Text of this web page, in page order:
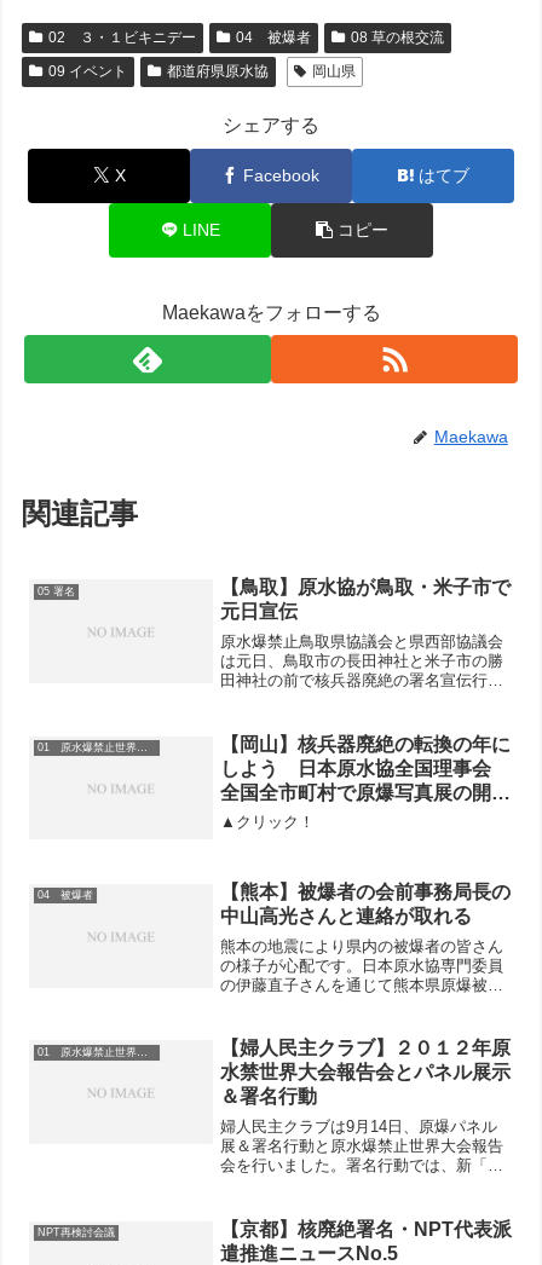
02 ３・１ビキニデー 04 被爆者
08 草の根交流
09 イベント
都道府県原水協 岡山県
シェアする
X Facebook はてブ
LINE コピー
Maekawaをフォローする
Maekawa
関連記事
05 署名
【鳥取】原水協が鳥取・米子市で
元日宣伝
原水爆禁止鳥取県協議会と県西部協議会
は元日、鳥取市の長田神社と米子市の勝
田神社の前で核兵器廃絶の署名宣伝行動
議、民青同盟の岡田正和県委員長ら6人が
参加しました。伊藤市議...
01 原水爆禁止世界大会
【岡山】核兵器廃絶の転換の年に
しよう 日本原水協全国理事会
全国全市町村で原爆写真展の開催
を
▲クリック！
04 被爆者
【熊本】被爆者の会前事務局長の
中山高光さんと連絡が取れる
熊本の地震により県内の被爆者の皆さん
の様子が心配です。日本原水協専門委員
の伊藤直子さんを通じて熊本県原爆被害
食器棚が倒れ、ガラス窓が割れた程度。
片付けは大変ですが、電気...
01 原水爆禁止世界大会
【婦人民主クラブ】２０１２年原
水禁世界大会報告会とパネル展示
＆署名行動
婦人民主クラブは9月14日、原爆パネル
展＆署名行動と原水爆禁止世界大会報告
会を行いました。署名行動では、新「原
した。世界大会参加者をはじめ、それぞ
れマイクで署名を訴え...
NPT再検討会議
【京都】核廃絶署名・NPT代表派
遣推進ニュースNo.5